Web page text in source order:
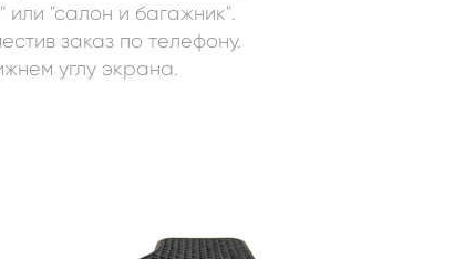
"салон и багажник".
заказ по телефону.
углу экрана.